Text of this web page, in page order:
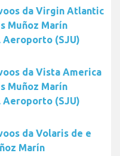
da Virgin Atlantic
Muñoz Marín
(SJU)
da Vista America
Muñoz Marín
(SJU)
da Volaris de e
Marín